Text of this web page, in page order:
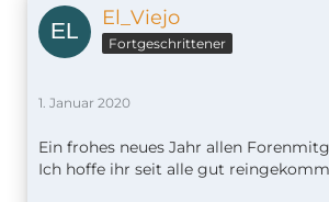
El_Viejo
Fortgeschrittener
1. Januar 2020
Ein frohes neues Jahr allen
Ich hoffe ihr seit alle gut